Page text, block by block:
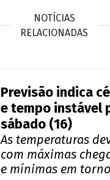
NOTÍCIAS
RELACIONADAS
Previsão indica
e tempo instável
sábado (16)
As temperaturas
com máximas
e mínimas em